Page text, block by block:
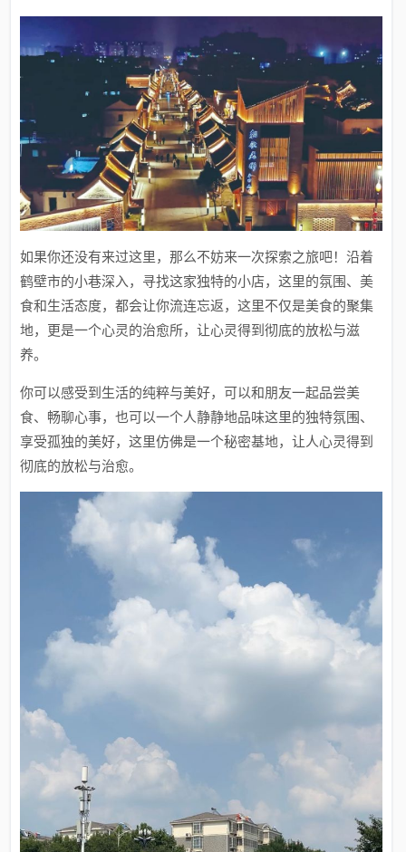
如果你还没有来过这里，那么不妨来一次探索之旅吧！沿着
鹤壁市的小巷深入，寻找这家独特的小店，这里的氛围、美
食和生活态度，都会让你流连忘返，这里不仅是美食的聚集
地，更是一个心灵的治愈所，让心灵得到彻底的放松与滋
养。
你可以感受到生活的纯粹与美好，可以和朋友一起品尝美
食、畅聊心事，也可以一个人静静地品味这里的独特氛围、
享受孤独的美好，这里仿佛是一个秘密基地，让人心灵得到
彻底的放松与治愈。